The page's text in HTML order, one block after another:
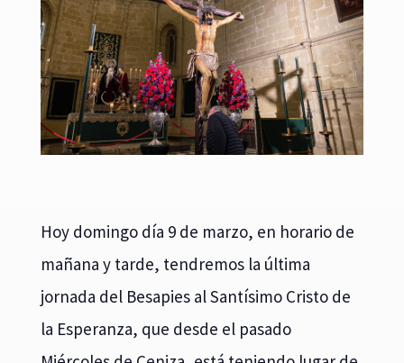
Hoy domingo día 9 de marzo, en horario de
mañana y tarde, tendremos la última
jornada del Besapies al Santísimo Cristo de
la Esperanza, que desde el pasado